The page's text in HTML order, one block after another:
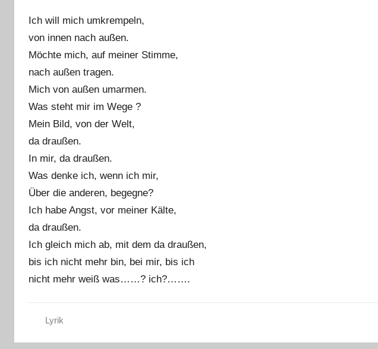
Ich will mich umkrempeln,
von innen nach außen.
Möchte mich, auf meiner Stimme,
nach außen tragen.
Mich von außen umarmen.
Was steht mir im Wege ?
Mein Bild, von der Welt,
da draußen.
In mir, da draußen.
Was denke ich, wenn ich mir,
Über die anderen, begegne?
Ich habe Angst, vor meiner Kälte,
da draußen.
Ich gleich mich ab, mit dem da draußen,
bis ich nicht mehr bin, bei mir, bis ich
nicht mehr weiß was……? ich?…….
Lyrik